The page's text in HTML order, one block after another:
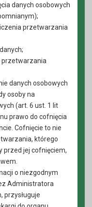
danych osobowych
przetwarzania
przetwarzania
danych osobowych
osoby na
(art. 6 ust. 1 lit
prawo do cofnięcia
Cofnięcie to nie
którego
przed jej cofnięciem,
o niezgodnym
Administratora
przysługuje